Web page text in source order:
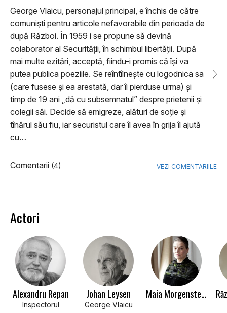
George Vlaicu, personajul principal, e închis de către
comuniști pentru articole nefavorabile din perioada de
după Război. În 1959 i se propune să devină
colaborator al Securității, în schimbul libertății. După
mai multe ezitări, acceptă, fiindu-i promis că își va
putea publica poeziile. Se reîntîlnește cu logodnica sa
(care fusese și ea arestată, dar îi pierduse urma) și
timp de 19 ani „dă cu subsemnatul” despre prietenii și
colegii săi. Decide să emigreze, alături de soție și
tînărul său fiu, iar securistul care îl avea în grija îl ajută
cu…
Comentarii (4) VEZI COMENTARIILE
Actori
Alexandru Repan
Inspectorul
Johan Leysen
George Vlaicu
Maia Morgenstern